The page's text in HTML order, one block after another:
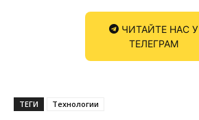
ЧИТАЙТЕ НАС У
ТЕЛЕГРАМ
ТЕГИ Технологии